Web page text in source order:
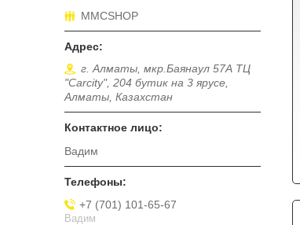
MMCSHOP
г. Алматы, мкр.Баянаул 57А ТЦ
"Carcity", 204 бутик на 3 ярусе,
Алматы, Казахстан
Вадим
+7 (701) 101-65-67
Вадим